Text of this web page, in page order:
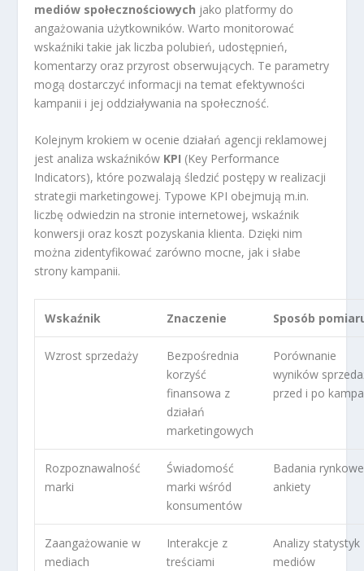
mediów społecznościowych jako platformy do
angażowania użytkowników. Warto monitorować
wskaźniki takie jak liczba polubień, udostępnień,
komentarzy oraz przyrost obserwujących. Te parametry
mogą dostarczyć informacji na temat efektywności
kampanii i jej oddziaływania na społeczność.
Kolejnym krokiem w ocenie działań agencji reklamowej
jest analiza wskaźników KPI (Key Performance
Indicators), które pozwalają śledzić postępy w realizacji
strategii marketingowej. Typowe KPI obejmują m.in.
liczbę odwiedzin na stronie internetowej, wskaźnik
konwersji oraz koszt pozyskania klienta. Dzięki nim
można zidentyfikować zarówno mocne, jak i słabe
strony kampanii.
Wskaźnik Znaczenie Sposób
Wzrost sprzedaży
Bezpośrednia
korzyść
finansowa z
działań
marketingowych
Porównanie
wyników
przed i po
Rozpoznawalność
marki
Świadomość
marki wśród
konsumentów
Badania
ankiety
Zaangażowanie w
mediach
Interakcje z
treściami
Analizy statystyk
mediów